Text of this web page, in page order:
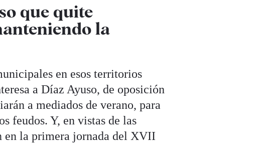
que quite
la
en esos territorios
a Díaz Ayuso, de oposición
a mediados de verano, para
feudos. Y, en vistas de las
en la primera jornada del XVII